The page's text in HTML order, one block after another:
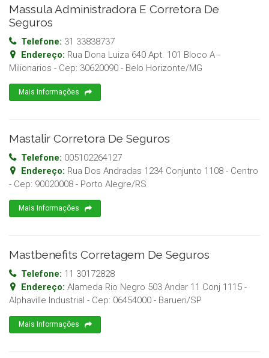
Massula Administradora E Corretora De
Seguros
Telefone: 31 33838737
Endereço: Rua Dona Luiza 640 Apt. 101 Bloco A -
Milionarios - Cep: 30620090 - Belo Horizonte/MG
Mais Informações
Mastalir Corretora De Seguros
Telefone: 005102264127
Endereço: Rua Dos Andradas 1234 Conjunto 1108 - Centro
- Cep: 90020008 - Porto Alegre/RS
Mais Informações
Mastbenefits Corretagem De Seguros
Telefone: 11 30172828
Endereço: Alameda Rio Negro 503 Andar 11 Conj 1115 -
Alphaville Industrial - Cep: 06454000 - Barueri/SP
Mais Informações